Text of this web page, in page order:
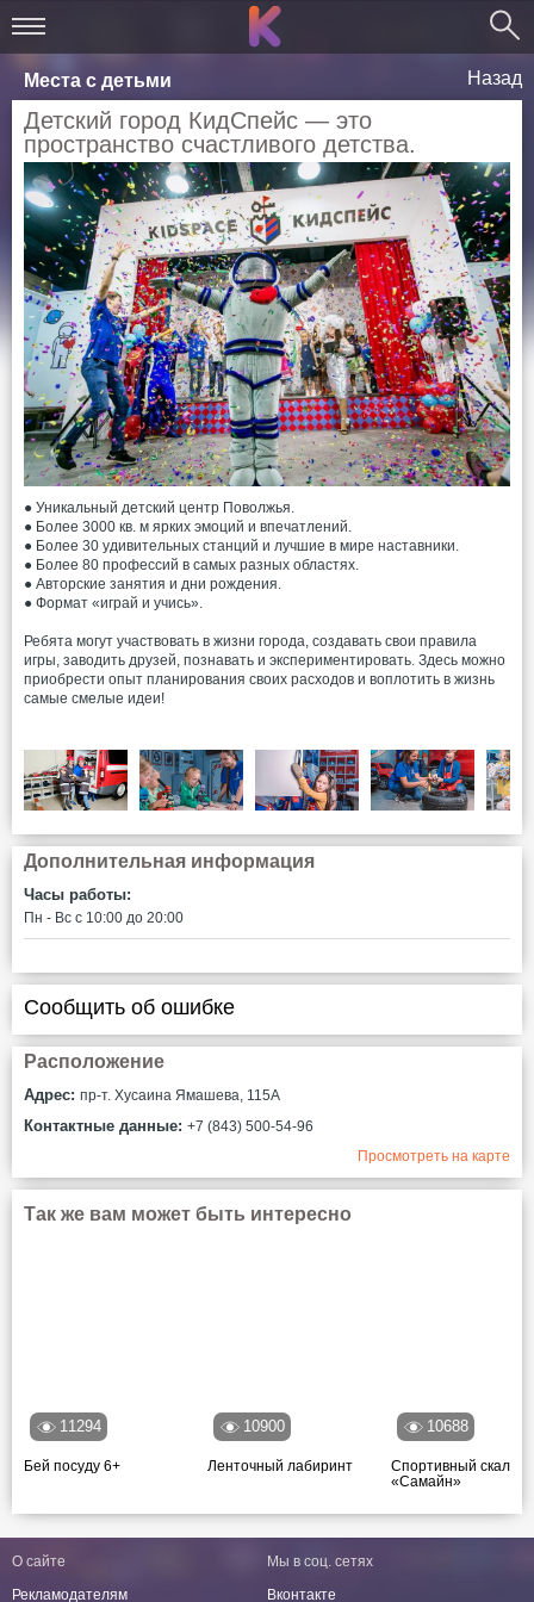
Места с детьми Назад
Детский город КидСпейс — это
пространство счастливого детства.
● Уникальный детский центр Поволжья.
● Более 3000 кв. м ярких эмоций и впечатлений.
● Более 30 удивительных станций и лучшие в мире наставники.
● Более 80 профессий в самых разных областях.
● Авторские занятия и дни рождения.
● Формат «играй и учись».
Ребята могут участвовать в жизни города, создавать свои правила
игры, заводить друзей, познавать и экспериментировать. Здесь можно
приобрести опыт планирования своих расходов и воплотить в жизнь
самые смелые идеи!
Дополнительная информация
Часы работы:
Пн - Вс c 10:00 до 20:00
Сообщить об ошибке
Расположение
Адрес: пр-т. Хусаина Ямашева, 115А
Контактные данные: +7 (843) 500-54-96
Просмотреть на карте
Так же вам может быть интересно
11294
Бей посуду 6+
10900
Ленточный лабиринт
10688
Спортивный
«Самайн»
О сайте
Рекламодателям
Мы в соц. сетях
Вконтакте